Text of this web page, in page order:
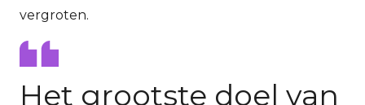
vergroten.
Het grootste doel van